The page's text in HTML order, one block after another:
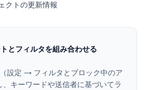
クトの更新情報
とフィルタを組み合わせる
設定 → フィルタとブロック中のア
、キーワードや送信者に基づいてラ